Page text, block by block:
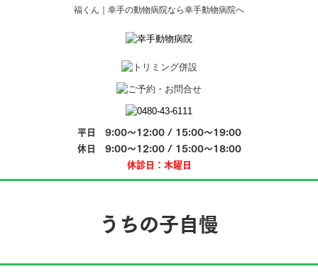
福くん｜幸手の動物病院なら幸手動物病院へ
平日 9:00～12:00 / 15:00～19:00
休日 9:00～12:00 / 15:00～18:00
休診日：木曜日
うちの子自慢